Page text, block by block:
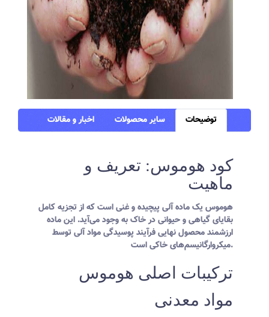
توضیحات سایر محصولات اخبار و مقالات
کود هوموس: تعریف و
ماهیت
هوموس یک ماده آلی پیچیده و غنی است که از تجزیه کامل
بقایای گیاهی و حیوانی در خاک به وجود می‌آید. این ماده
ارزشمند محصول نهایی فرآیند پوسیدگی مواد آلی توسط
میکروارگانیسم‌های خاکی است.
ترکیبات اصلی هوموس
مواد معدنی